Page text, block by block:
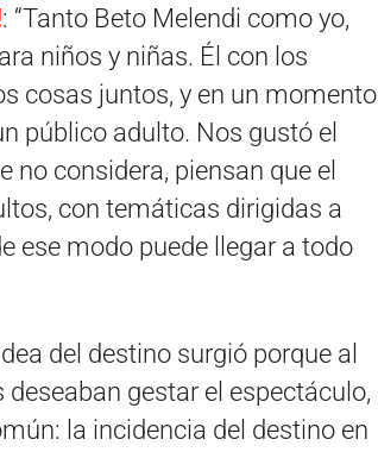
: “Tanto Beto Melendi como yo,
niños y niñas. Él con los
cosas juntos, y en un momento
público adulto. Nos gustó el
no considera, piensan que el
con temáticas dirigidas a
ese modo puede llegar a todo
del destino surgió porque al
gestar el espectáculo,
la incidencia del destino en